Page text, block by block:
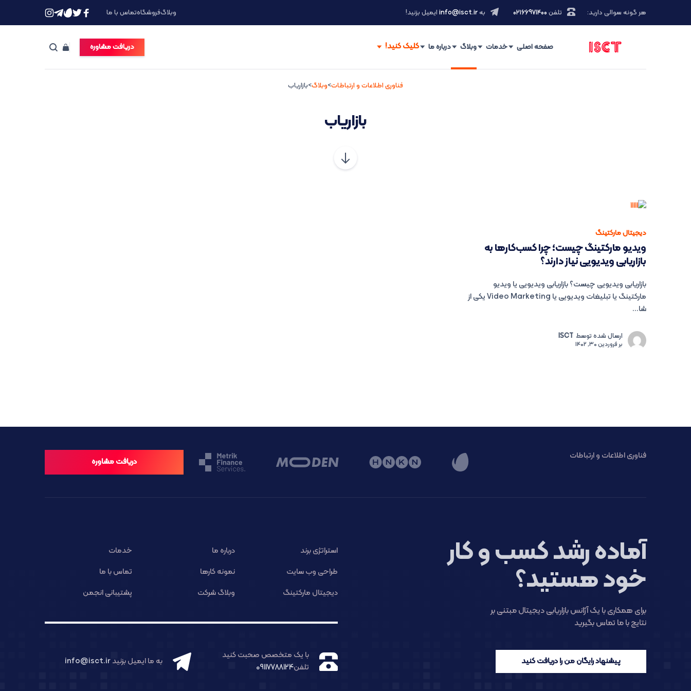
هر گونه سوالی دارید: تلفن ۰۲۱66971400 بهinfo@isct.ir ایمیل بزنید! وبلاگفروشگاهتماس با ما
صفحه اصلی خدمات وبلاگ درباره ما دریافت مشاوره
فناوری اطلاعات و ارتباطات>وبلاگ>بازاریاب
بازاریاب
دیجیتال مارکتینگ
ویدیو مارکتینگ چیست؛ چرا کسب‌کارها به
بازاریابی ویدیویی نیاز دارند؟
بازاریابی ویدیویی چیست؟ بازاریابی ویدیویی یا ویدیو
مارکتینگ یا تبلیغات ویدیویی یا Video Marketing یکی از
شا...
ارسال شده توسط ISCT
برفروردین 30, 1402
فناوری اطلاعات و ارتباطات
دریافت مشاوره
آماده رشد کسب و کار
خود هستید؟
برای همکاری با یک آژانس بازاریابی دیجیتال مبتنی بر
نتایج با ما تماس بگیرید
پیشنهاد رایگان من را دریافت کنید
استراتژی برند درباره ما
خدمات
طراحی وب سایت
نمونه کارها
تماس با ما
دیجیتال مارکتینگ
وبلاگ شرکت پشتیبانی انجمن
با یک متخصص صحبت کنید
تلفن09117788124
به ما ایمیل بزنیدinfo@isct.ir